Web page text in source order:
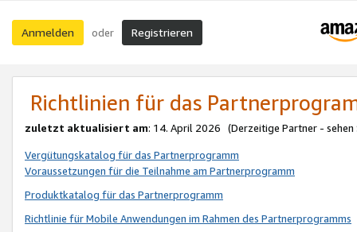
Anmelden oder Registrieren
Richtlinien für das
zuletzt aktualisiert am: 14. April 2026 (Derzeitige Partner - sehen
Vergütungskatalog für das Partnerprogramm
Voraussetzungen für die Teilnahme am Partnerprogramm
Produktkatalog für das Partnerprogramm
Richtlinie für Mobile Anwendungen im Rahmen des Partnerprogramms